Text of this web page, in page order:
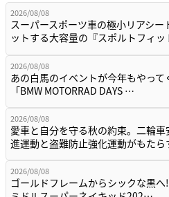
2026/08/08
スーパースポーツ車の極小リアシー
ットする大容量の『スポルトフィ
2026/08/08
あの白馬のイベントが今年もやって
「BMW MOTORRAD DAYS …
2026/08/08
愛車と自分を守る秋の約束。二輪車
進運動と盗難防止強化運動がもた
2026/08/08
ゴールドフレームからシックな黒へ